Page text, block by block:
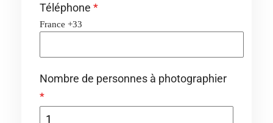
Téléphone *
France +33
Nombre de personnes à photographier
*